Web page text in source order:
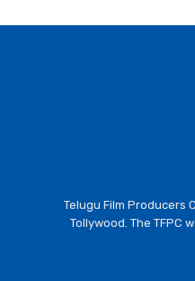
Telugu Film Producers
Tollywood. The